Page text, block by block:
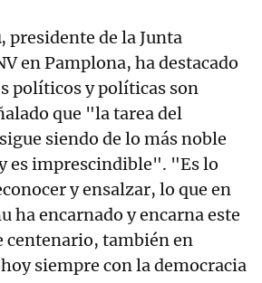
, presidente de la Junta
en Pamplona, ha destacado
políticos y políticas son
que "la tarea del
siendo de lo más noble
es imprescindible". "Es lo
y ensalzar, lo que en
ha encarnado y encarna este
centenario, también en
siempre con la democracia